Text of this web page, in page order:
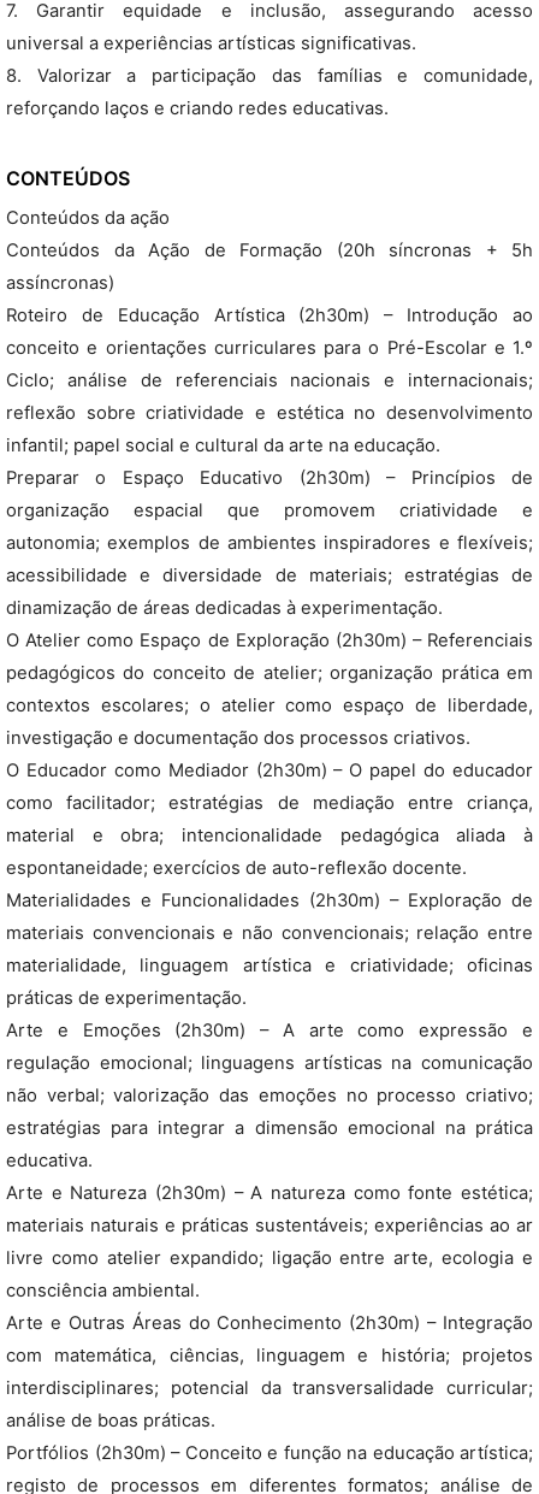
7. Garantir equidade e inclusão, assegurando acesso
universal a experiências artísticas significativas.
8. Valorizar a participação das famílias e comunidade,
reforçando laços e criando redes educativas.
CONTEÚDOS
Conteúdos da ação
Conteúdos da Ação de Formação (20h síncronas + 5h
assíncronas)
Roteiro de Educação Artística (2h30m) – Introdução ao
conceito e orientações curriculares para o Pré-Escolar e 1.º
Ciclo; análise de referenciais nacionais e internacionais;
reflexão sobre criatividade e estética no desenvolvimento
infantil; papel social e cultural da arte na educação.
Preparar o Espaço Educativo (2h30m) – Princípios de
organização espacial que promovem criatividade e
autonomia; exemplos de ambientes inspiradores e flexíveis;
acessibilidade e diversidade de materiais; estratégias de
dinamização de áreas dedicadas à experimentação.
O Atelier como Espaço de Exploração (2h30m) – Referenciais
pedagógicos do conceito de atelier; organização prática em
contextos escolares; o atelier como espaço de liberdade,
investigação e documentação dos processos criativos.
O Educador como Mediador (2h30m) – O papel do educador
como facilitador; estratégias de mediação entre criança,
material e obra; intencionalidade pedagógica aliada à
espontaneidade; exercícios de auto-reflexão docente.
Materialidades e Funcionalidades (2h30m) – Exploração de
materiais convencionais e não convencionais; relação entre
materialidade, linguagem artística e criatividade; oficinas
práticas de experimentação.
Arte e Emoções (2h30m) – A arte como expressão e
regulação emocional; linguagens artísticas na comunicação
não verbal; valorização das emoções no processo criativo;
estratégias para integrar a dimensão emocional na prática
educativa.
Arte e Natureza (2h30m) – A natureza como fonte estética;
materiais naturais e práticas sustentáveis; experiências ao ar
livre como atelier expandido; ligação entre arte, ecologia e
consciência ambiental.
Arte e Outras Áreas do Conhecimento (2h30m) – Integração
com matemática, ciências, linguagem e história; projetos
interdisciplinares; potencial da transversalidade curricular;
análise de boas práticas.
Portfólios (2h30m) – Conceito e função na educação artística;
registo de processos em diferentes formatos; análise de